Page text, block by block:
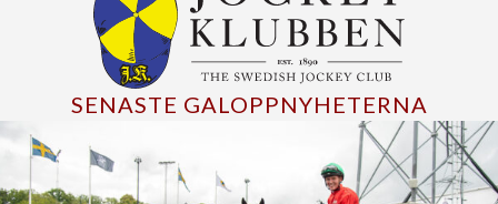
SENASTE GALOPPNYHETERNA